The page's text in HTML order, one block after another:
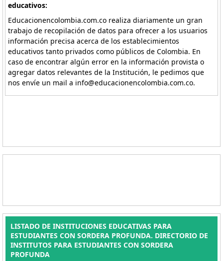
educativos:
Educacionencolombia.com.co realiza diariamente un gran
trabajo de recopilación de datos para ofrecer a los usuarios
información precisa acerca de los establecimientos
educativos tanto privados como públicos de Colombia. En
caso de encontrar algún error en la información provista o
agregar datos relevantes de la Institución, le pedimos que
nos envíe un mail a info@educacionencolombia.com.co.
LISTADO DE INSTITUCIONES EDUCATIVAS PARA
ESTUDIANTES CON SORDERA PROFUNDA. DIRECTORIO DE
INSTITUTOS PARA ESTUDIANTES CON SORDERA
PROFUNDA